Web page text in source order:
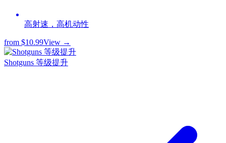
高射速，高机动性
from $10.99View →
Shotguns 等级提升